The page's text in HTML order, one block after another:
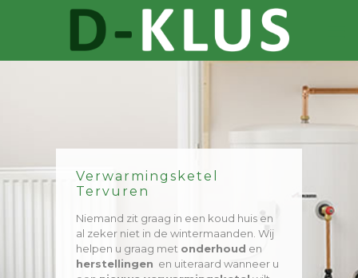
Verwarmingsketel
Tervuren
Niemand zit graag in een koud huis en
al zeker niet in de wintermaanden. Wij
helpen u graag met onderhoud en
herstellingen en uiteraard wanneer u